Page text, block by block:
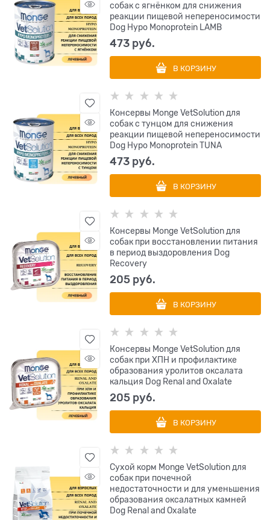
собак с ягнёнком для снижения
реакции пищевой непереносимости
Dog Hypo Monoprotein LAMB
473 руб.
В КОРЗИНУ
Консервы Monge VetSolution для
собак с тунцом для снижения
реакции пищевой непереносимости
Dog Hypo Monoprotein TUNA
473 руб.
В КОРЗИНУ
Консервы Monge VetSolution для
собак при восстановлении питания
в период выздоровления Dog
Recovery
205 руб.
В КОРЗИНУ
Консервы Monge VetSolution для
собак при ХПН и профилактике
образования уролитов оксалата
кальция Dog Renal and Oxalate
205 руб.
В КОРЗИНУ
Сухой корм Monge VetSolution для
собак при почечной
недостаточности и для уменьшения
образования оксалатных камней
Dog Renal and Oxalate